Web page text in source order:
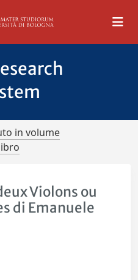
in volume
Violons ou
di Emanuele